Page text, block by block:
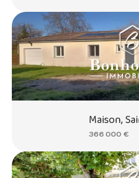
Maison,
366 000 €